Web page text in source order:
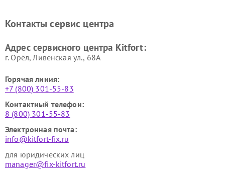
Kitfort
Kitfort
Kitfort
Kitfort
Контакты сервис центра
Адрес сервисного центра Kitfort:
г. Орёл, Ливенская ул., 68А
Горячая линия:
+7 (800) 301-55-83
Контактный телефон:
8 (800) 301-55-83
Электронная почта:
info@kitfort-fix.ru
для юридических лиц
manager@fix-kitfort.ru